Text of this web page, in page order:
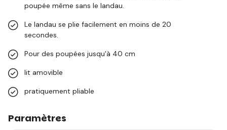
poupée même sans le landau.
Le landau se plie facilement en moins de 20
secondes.
Pour des poupées jusqu'à 40 cm
lit amovible
pratiquement pliable
Paramètres